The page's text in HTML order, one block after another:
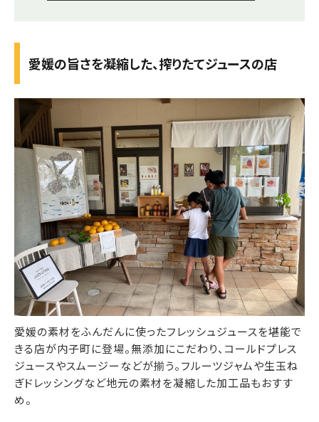
愛媛の旨さを凝縮した、搾りたてジュースの店
愛媛の素材をふんだんに使ったフレッシュジュースを堪能で
きる店が内子町に登場。無添加にこだわり、コールドプレス
ジュースやスムージーなどが揃う。フルーツジャムや生玉ね
ぎドレッシングなど地元の素材を凝縮した加工品もおすす
め。